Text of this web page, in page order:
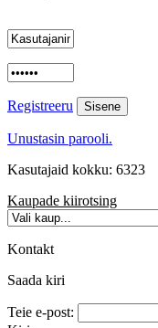
Registreeru
Unustasin parooli.
Kasutajaid kokku: 6323
Kaupade kiirotsing
Kontakt
Saada kiri
Teie e-post: